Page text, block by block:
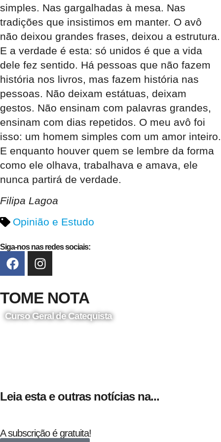
simples. Nas gargalhadas à mesa. Nas
tradições que insistimos em manter. O avô
não deixou grandes frases, deixou a estrutura.
E a verdade é esta: só unidos é que a vida
dele fez sentido. Há pessoas que não fazem
história nos livros, mas fazem história nas
pessoas. Não deixam estátuas, deixam
gestos. Não ensinam com palavras grandes,
ensinam com dias repetidos. O meu avô foi
isso: um homem simples com um amor inteiro.
E enquanto houver quem se lembre da forma
como ele olhava, trabalhava e amava, ele
nunca partirá de verdade.
Filipa Lagoa
Opinião e Estudo
Siga-nos nas redes sociais:
TOME NOTA
Curso Geral de Catequista
Leia esta e outras notícias na...
A subscrição é gratuita!